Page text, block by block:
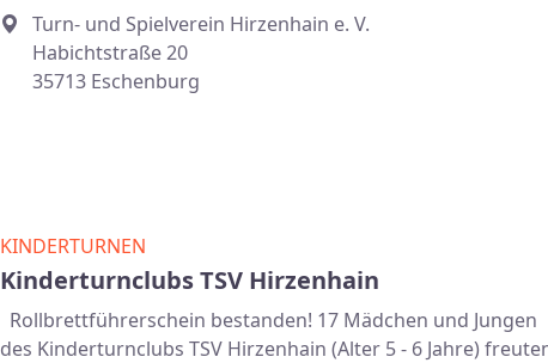
Turn- und Spielverein Hirzenhain e. V.
Habichtstraße 20
35713 Eschenburg
KINDERTURNEN
Kinderturnclubs TSV Hirzenhain
Rollbrettführerschein bestanden! 17 Mädchen und Jungen
des Kinderturnclubs TSV Hirzenhain (Alter 5 - 6 Jahre)